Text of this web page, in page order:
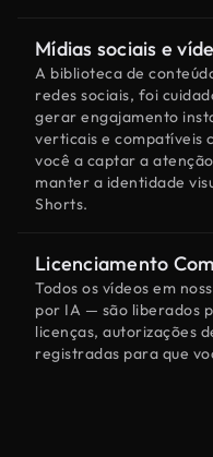
Mídias sociais e
A biblioteca de
redes sociais, foi
gerar engajamento
verticais e compatíveis
você a captar a
manter a identidade
Shorts.
Licenciamento
Todos os vídeos em
por IA — são liberados
licenças, autorizações
registradas para que